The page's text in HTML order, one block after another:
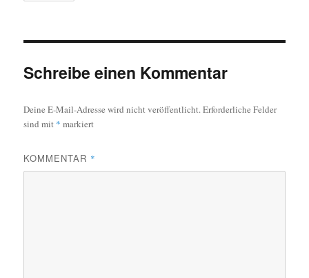
Schreibe einen Kommentar
Deine E-Mail-Adresse wird nicht veröffentlicht.Erforderliche Felder
sind mit * markiert
KOMMENTAR *